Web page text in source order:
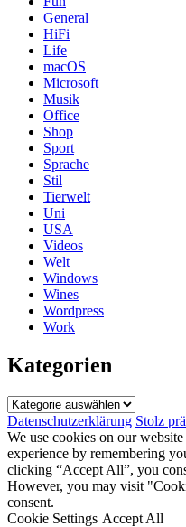
General
HiFi
Life
macOS
Microsoft
Musik
Office
Shop
Sport
Sprache
Stil
Tierwelt
Uni
USA
Videos
Welt
Windows
Wines
Wordpress
Work
Kategorien
Kategorien
Datenschutzerklärung Stolz
We use cookies on our
experience by remembering
clicking “Accept All”, you
However, you may visit
consent.
Cookie Settings Accept All